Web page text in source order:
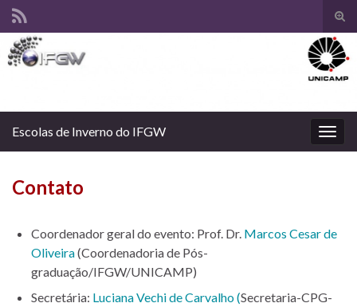
de
Escolas de Inverno do IFGW
Contato
Coordenador geral do evento: Prof. Dr. Marcos Cesar de
Oliveira(Coordenadoria de Pós-
graduação/IFGW/UNICAMP)
Secretária: Luciana Vechi de Carvalho (Secretaria-CPG-